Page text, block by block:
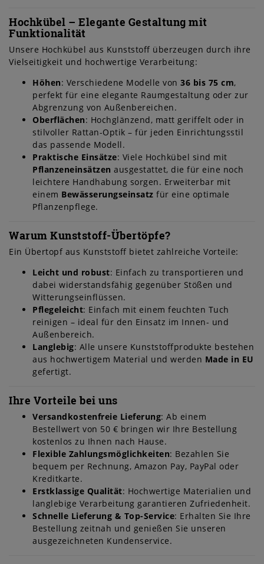
Hochkübel – Elegante Gestaltung mit
Funktionalität
Unsere Hochkübel aus Kunststoff überzeugen durch ihre
Vielseitigkeit und hochwertige Verarbeitung:
Höhen: Verschiedene Modelle von 36 bis 75 cm,
perfekt für eine elegante Raumgestaltung oder zur
Abgrenzung von Außenbereichen.
Oberflächen: Hochglänzend, matt geriffelt oder in
stilvoller Rattan-Optik – für jeden Einrichtungsstil
das passende Modell.
Praktische Einsätze: Viele Hochkübel sind mit
Pflanzeneinsätzen ausgestattet, die für eine noch
leichtere Handhabung sorgen. Erweiterbar mit
einem Bewässerungseinsatz für eine optimale
Pflanzenpflege.
Warum Kunststoff-Übertöpfe?
Ein Übertopf aus Kunststoff bietet zahlreiche Vorteile:
Leicht und robust: Einfach zu transportieren und
dabei widerstandsfähig gegenüber Stößen und
Witterungseinflüssen.
Pflegeleicht: Einfach mit einem feuchten Tuch
reinigen – ideal für den Einsatz im Innen- und
Außenbereich.
Langlebig: Alle unsere Kunststoffprodukte bestehen
aus hochwertigem Material und werden Made in EU
gefertigt.
Ihre Vorteile bei uns
Versandkostenfreie Lieferung: Ab einem
Bestellwert von 50 € bringen wir Ihre Bestellung
kostenlos zu Ihnen nach Hause.
Flexible Zahlungsmöglichkeiten: Bezahlen Sie
bequem per Rechnung, Amazon Pay, PayPal oder
Kreditkarte.
Erstklassige Qualität: Hochwertige Materialien und
langlebige Verarbeitung garantieren Zufriedenheit.
Schnelle Lieferung & Top-Service: Erhalten Sie Ihre
Bestellung zeitnah und genießen Sie unseren
ausgezeichneten Kundenservice.